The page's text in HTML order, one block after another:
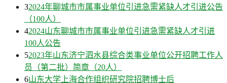
32024年聊城市市属事业单位引进急需紧缺人才引进公告
（100人）
42024山东聊城市市属事业单位引进急需紧缺人才引进
100人公告
52023年山东济宁泗水县综合类事业单位公开招聘工作人
员（第二批）简章（20人）
6山东大学上海合作组织研究院招聘博士后